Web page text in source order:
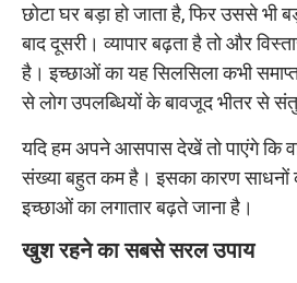
छोटा घर बड़ा हो जाता है, फिर उससे भी
बाद दूसरी। व्यापार बढ़ता है तो और
है। इच्छाओं का यह सिलसिला कभी
से लोग उपलब्धियों के बावजूद भीतर से
यदि हम अपने आसपास देखें तो पाएंगे कि
संख्या बहुत कम है। इसका कारण साधनों
इच्छाओं का लगातार बढ़ते जाना है।
खुश रहने का सबसे सरल उपाय